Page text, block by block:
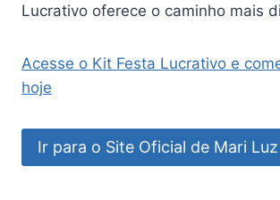
Lucrativo oferece o caminho mais
Acesse o Kit Festa Lucrativo e
hoje
Ir para o Site Oficial de Mari Luz